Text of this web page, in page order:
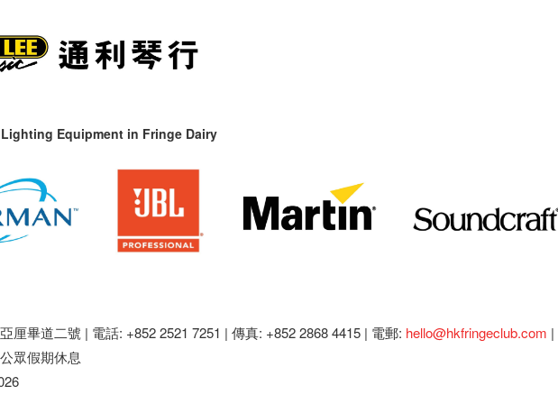
Equipment in Fringe Dairy
厘畢道二號 | 電話: +852 2521 7251 | 傳真: +852 2868 4415 | 電郵: hello@hkfringeclub.com |
眾假期休息